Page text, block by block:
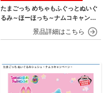
たまごっち めちゃもふぐっとぬいぐ
るみ～ほーほっち～ナムコキャンペ